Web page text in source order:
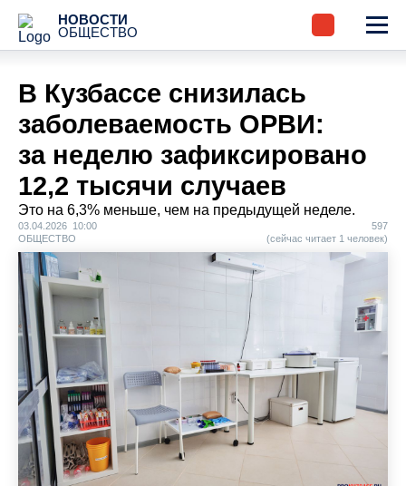
НОВОСТИ
ОБЩЕСТВО
В Кузбассе снизилась
заболеваемость ОРВИ:
за неделю зафиксировано
12,2 тысячи случаев
Это на 6,3% меньше, чем на предыдущей неделе.
03.04.2026 10:00
ОБЩЕСТВО
597
(сейчас читает 1 человек)